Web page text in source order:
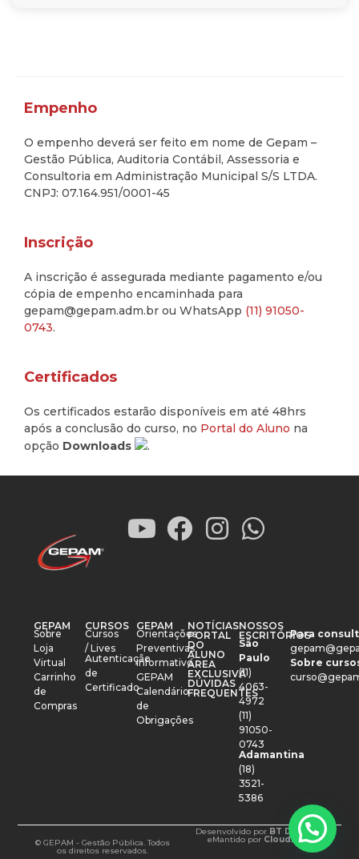
Empenho
O empenho deverá ser feito em nome de Gepam –
Gestão Pública, Auditoria Contábil, Assessoria e
Consultoria em Administração Municipal S/S LTDA.
CNPJ: 07.164.951/0001-45
Inscrição
A inscrição é assegurada mediante pagamento e/ou
cópia de empenho encaminhada para
gepam@gepam.adm.br ou WhatsApp (11) 91050-
0743.
Certificados
Os certificados estarão disponíveis em até 48hrs
após a conclusão do curso, no Portal do Aluno na
opção Downloads .
GEPAM
Sobre
Loja
Virtual
Carrinho
de
Compras
CURSOS
Cursos
/ Lives
Autenticação
de
Certificado
GEPAM
Orientações
Preventivas
Informativo
GEPAM
Calendário
de
Obrigações
NOTÍCIAS
PORTAL
DO
ALUNO
ÁREA
EXCLUSIVA
DÚVIDAS
FREQUENTES
NOSSOS
ESCRITÓRIOS
São
Paulo
(11)
4063-
4972
(11)
91050-
0743
Adamantina
(18)
3521-
5386
Para
Sobre
© GEPAM - Gestão Pública. Todos
os direitos reservados.
Desenvolvido por BT Design
eMantido por CloudXM